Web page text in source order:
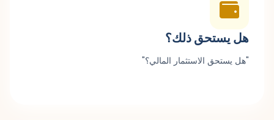
هل يستحق ذلك؟
"هل يستحق الاستثمار المالي؟"